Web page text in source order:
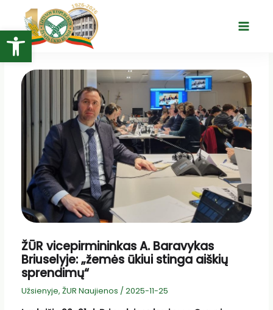
Open toolbar
turinio
Main
ŽŪR vicepirmininkas A. Baravykas
Briuselyje: „žemės ūkiui stinga aiškių
sprendimų“
Užsienyje, ŽUR Naujienos / 2025-11-25